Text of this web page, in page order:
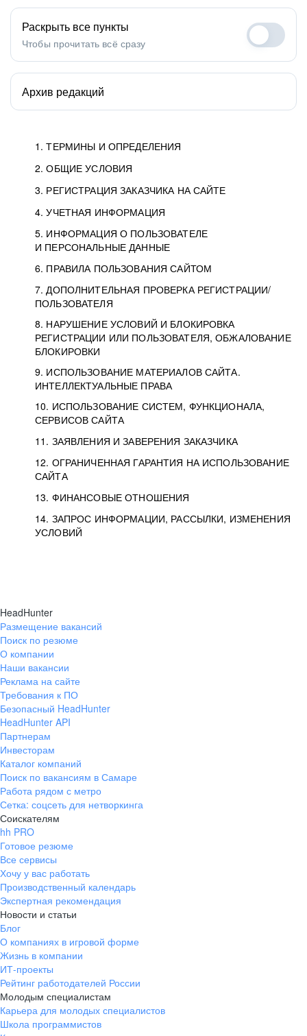
1. ТЕРМИНЫ И ОПРЕДЕЛЕНИЯ
2. ОБЩИЕ УСЛОВИЯ
3. РЕГИСТРАЦИЯ ЗАКАЗЧИКА НА САЙТЕ
4. УЧЕТНАЯ ИНФОРМАЦИЯ
5. ИНФОРМАЦИЯ О ПОЛЬЗОВАТЕЛЕ
И ПЕРСОНАЛЬНЫЕ ДАННЫЕ
6. ПРАВИЛА ПОЛЬЗОВАНИЯ САЙТОМ
7. ДОПОЛНИТЕЛЬНАЯ ПРОВЕРКА РЕГИСТРАЦИИ/
ПОЛЬЗОВАТЕЛЯ
8. НАРУШЕНИЕ УСЛОВИЙ И БЛОКИРОВКА
РЕГИСТРАЦИИ ИЛИ ПОЛЬЗОВАТЕЛЯ, ОБЖАЛОВАНИЕ
БЛОКИРОВКИ
9. ИСПОЛЬЗОВАНИЕ МАТЕРИАЛОВ САЙТА.
ИНТЕЛЛЕКТУАЛЬНЫЕ ПРАВА
10. ИСПОЛЬЗОВАНИЕ СИСТЕМ, ФУНКЦИОНАЛА,
СЕРВИСОВ САЙТА
11. ЗАЯВЛЕНИЯ И ЗАВЕРЕНИЯ ЗАКАЗЧИКА
12. ОГРАНИЧЕННАЯ ГАРАНТИЯ НА ИСПОЛЬЗОВАНИЕ
САЙТА
13. ФИНАНСОВЫЕ ОТНОШЕНИЯ
14. ЗАПРОС ИНФОРМАЦИИ, РАССЫЛКИ, ИЗМЕНЕНИЯ
УСЛОВИЙ
Раскрыть все пункты
Чтобы прочитать всё сразу
Архив редакций
HeadHunter
Размещение вакансий
Поиск по резюме
О компании
Наши вакансии
Реклама на сайте
Требования к ПО
Безопасный HeadHunter
HeadHunter API
Партнерам
Инвесторам
Каталог компаний
Поиск по вакансиям в Самаре
Работа рядом с метро
Сетка: соцсеть для нетворкинга
Соискателям
hh PRO
Готовое резюме
Все сервисы
Хочу у вас работать
Производственный календарь
Экспертная рекомендация
Новости и статьи
Блог
О компаниях в игровой форме
Жизнь в компании
ИТ-проекты
Рейтинг работодателей России
Молодым специалистам
Карьера для молодых специалистов
Школа программистов